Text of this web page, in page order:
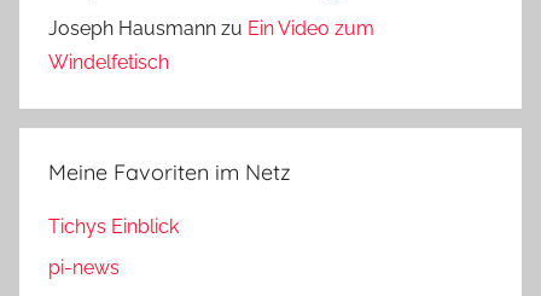
Joseph Hausmann zu Ein Video zum
Windelfetisch
Meine Favoriten im Netz
Tichys Einblick
pi-news